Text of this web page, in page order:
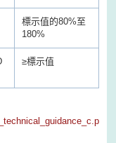
標示值的80%至
180%
≥標示值